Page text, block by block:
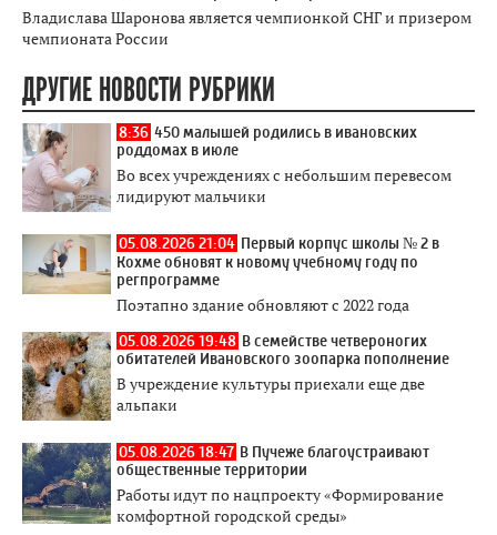
Владислава Шаронова является чемпионкой СНГ и призером
чемпионата России
ДРУГИЕ НОВОСТИ РУБРИКИ
8:36 450 малышей родились в ивановских
роддомах в июле
Во всех учреждениях с небольшим перевесом
лидируют мальчики
05.08.2026 21:04 Первый корпус школы № 2 в
Кохме обновят к новому учебному году по
регпрограмме
Поэтапно здание обновляют с 2022 года
05.08.2026 19:48 В семействе четвероногих
обитателей Ивановского зоопарка пополнение
В учреждение культуры приехали еще две
альпаки
05.08.2026 18:47 В Пучеже благоустраивают
общественные территории
Работы идут по нацпроекту «Формирование
комфортной городской среды»